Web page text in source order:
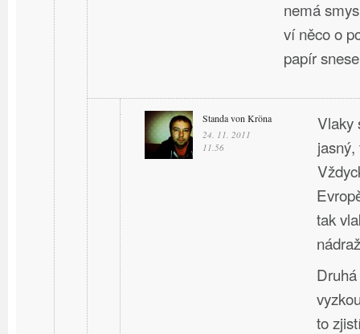
nemá
ví něco o
papír
Standa von Kröna
24. 11. 2011
11.56
Vlaky
tak
to